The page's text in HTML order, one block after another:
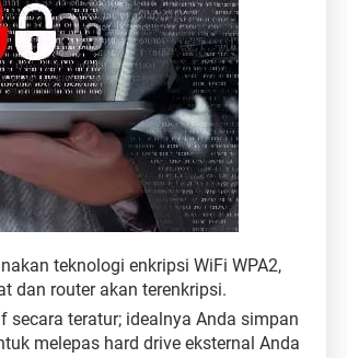
teknologi enkripsi WiFi WPA2,
dan router akan terenkripsi.
teratur; idealnya Anda simpan
melepas hard drive eksternal Anda